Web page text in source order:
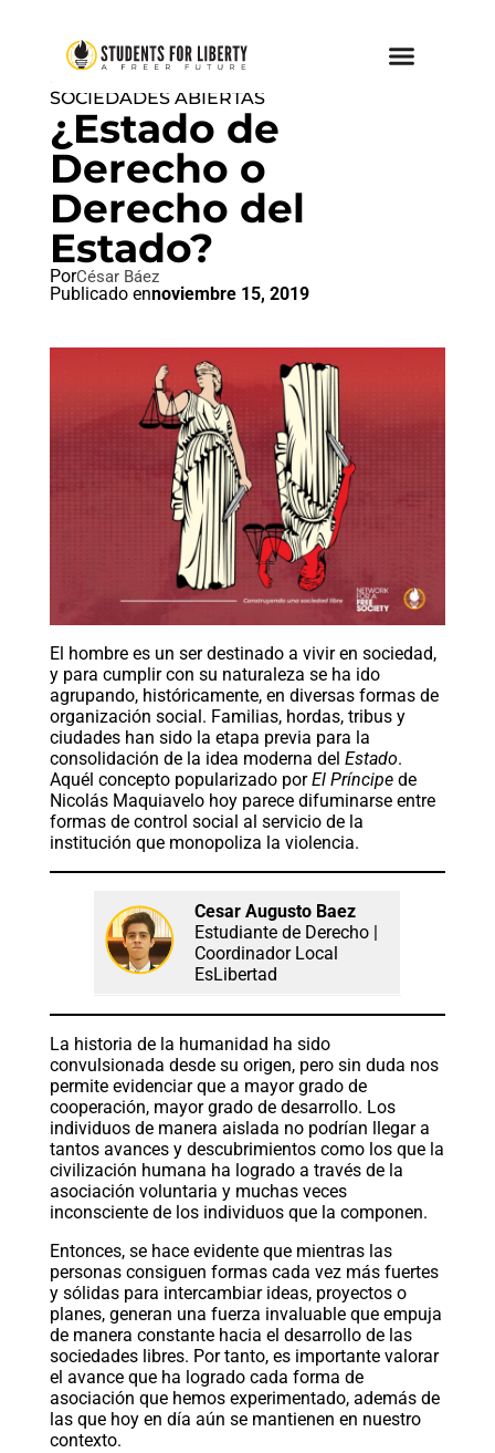
PAZ AMOR Y LIBERTAD
SOCIEDADES ABIERTAS
¿Estado de
Derecho o
Derecho del
Estado?
PorCésar Báez
Publicado ennoviembre 15, 2019
El hombre es un ser destinado a vivir en sociedad,
y para cumplir con su naturaleza se ha ido
agrupando, históricamente, en diversas formas de
organización social. Familias, hordas, tribus y
ciudades han sido la etapa previa para la
consolidación de la idea moderna del Estado.
Aquél concepto popularizado porEl Príncipe de
Nicolás Maquiavelo hoy parece difuminarse entre
formas de control social al servicio de la
institución que monopoliza la violencia.
Cesar Augusto Baez
Estudiante de Derecho |
Coordinador Local
EsLibertad
La historia de la humanidad ha sido
convulsionada desde su origen, pero sin duda nos
permite evidenciar que a mayor grado de
cooperación, mayor grado de desarrollo. Los
individuos de manera aislada no podrían llegar a
tantos avances y descubrimientos como los que la
civilización humana ha logrado a través de la
asociación voluntaria y muchas veces
inconsciente de los individuos que la componen.
Entonces, se hace evidente que mientras las
personas consiguen formas cada vez más fuertes
y sólidas para intercambiar ideas, proyectos o
planes, generan una fuerza invaluable que empuja
de manera constante hacia el desarrollo de las
sociedades libres. Por tanto, es importante valorar
el avance que ha logrado cada forma de
asociación que hemos experimentado, además de
las que hoy en día aún se mantienen en nuestro
contexto.